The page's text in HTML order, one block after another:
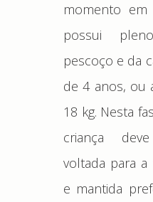
momento
possui
pescoço e da
de 4 anos, ou
18 kg. Nesta
criança
voltada para
e mantida